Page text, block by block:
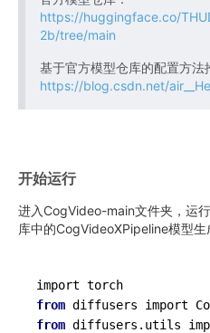
https://huggingface.co/
2b/tree/main
基于官方模型仓库的配置方法
https://blog.csdn.net/
开始运行
进入CogVideo-main文件夹，运
库中的CogVideoXPipeline模型生
from
from diffusers.utils